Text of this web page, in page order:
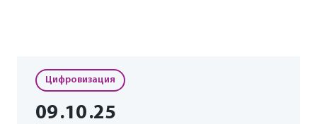
Цифровизация
09.10.25